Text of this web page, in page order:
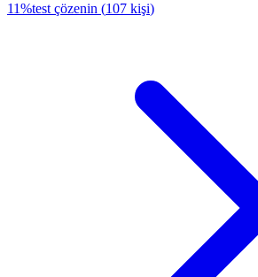
11%test çözenin (107 kişi)